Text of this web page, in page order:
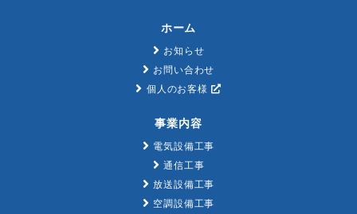
ホーム
お知らせ
お問い合わせ
個人のお客様
事業内容
電気設備工事
通信工事
放送設備工事
空調設備工事